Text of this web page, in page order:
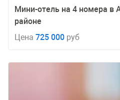
Мини-отель на 4 номера в
районе
Цена 725 000 руб